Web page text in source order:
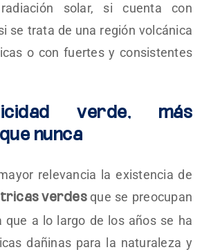
solar, si cuenta con
se trata de una región volcánica
o con fuertes y consistentes
verde, más
nunca
relevancia la existencia de
verdes que se preocupan
que a lo largo de los años se ha
dañinas para la naturaleza y